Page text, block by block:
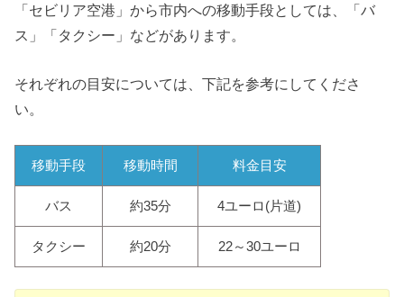
「セビリア空港」から市内への移動手段としては、「バ
ス」「タクシー」などがあります。
それぞれの目安については、下記を参考にしてくださ
い。
移動手段 移動時間 料金目安
バス 約35分 4ユーロ(片道)
タクシー 約20分 22～30ユーロ